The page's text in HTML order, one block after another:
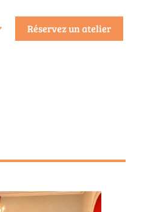
Réservez un atelier